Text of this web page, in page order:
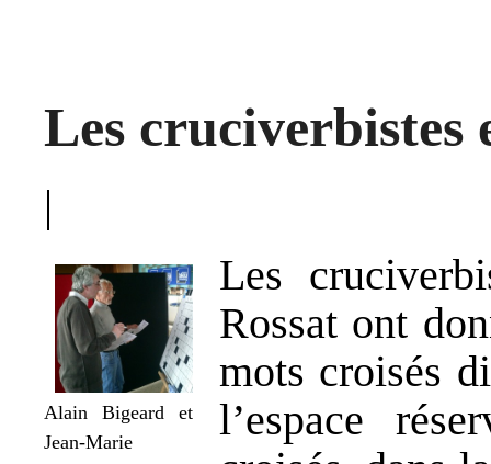
Les cruciverbistes
|
Alain Bigeard et
Jean-Marie
Les
Rossat ont
mots croisés
l’espace